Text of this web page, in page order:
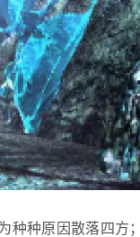
种种原因散落四方